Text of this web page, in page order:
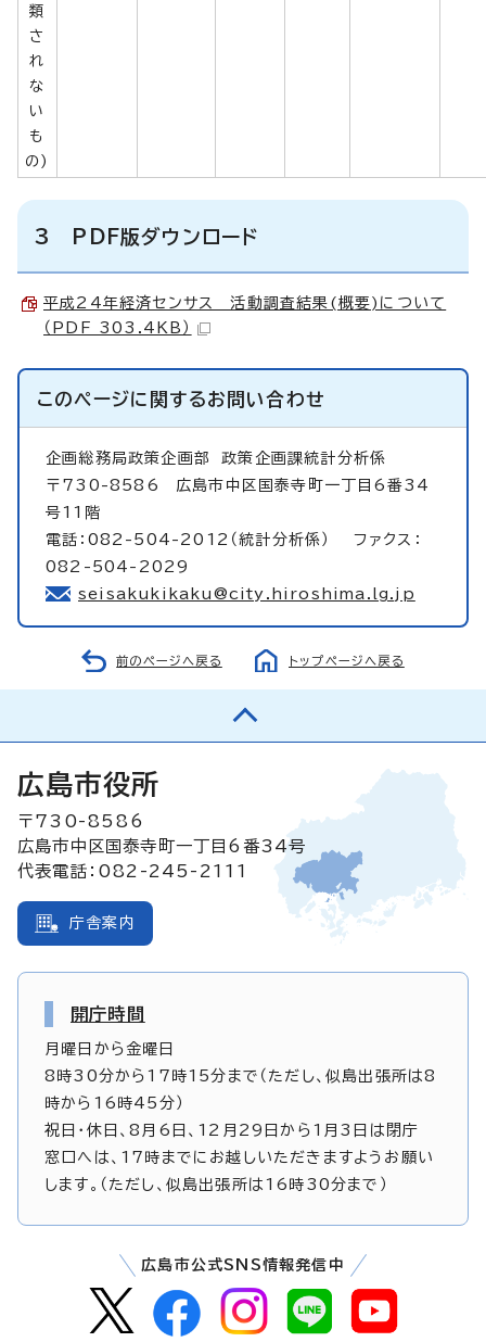
類
さ
れ
な
い
も
の)
3 PDF版ダウンロード
平成24年経済センサス 活動調査結果(概要)について
（PDF 303.4KB）
このページに関するお問い合わせ
企画総務局政策企画部政策企画課統計分析係
〒730-8586 広島市中区国泰寺町一丁目6番34
号11階
電話：082-504-2012（統計分析係） ファクス：
082-504-2029
seisakukikaku@city.hiroshima.lg.jp
前のページへ戻る トップページへ戻る
広島市役所
〒730-8586
広島市中区国泰寺町一丁目6番34号
代表電話：082-245-2111
庁舎案内
開庁時間
月曜日から金曜日
8時30分から17時15分まで（ただし、似島出張所は8
時から16時45分）
祝日・休日、8月6日、12月29日から1月3日は閉庁
窓口へは、17時までにお越しいただきますようお願い
します。（ただし、似島出張所は16時30分まで）
広島市公式SNS情報発信中